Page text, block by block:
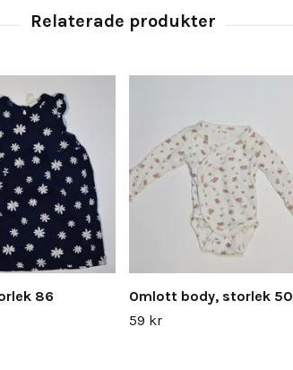
86
Omlott body, storlek 50
59 kr